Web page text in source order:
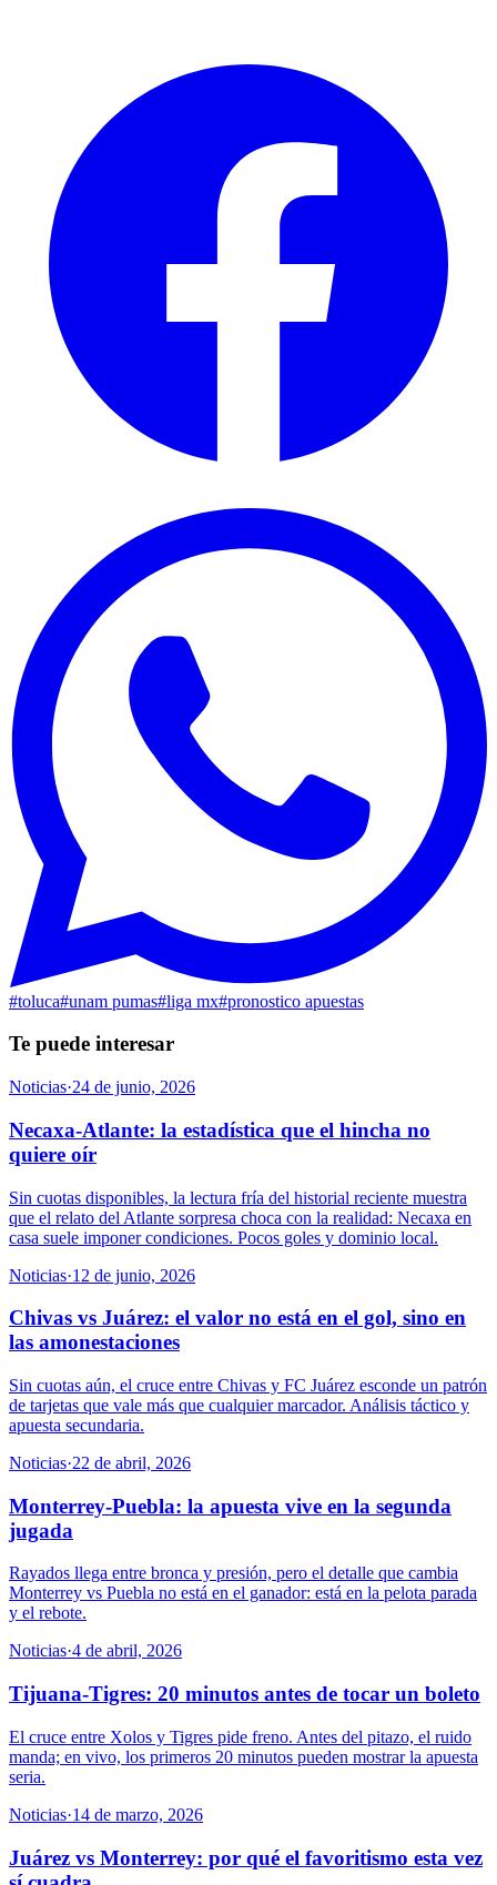
#toluca#unam pumas#liga mx#pronostico apuestas
Te puede interesar
Noticias·24 de junio, 2026
Necaxa-Atlante: la estadística que el hincha no
quiere oír
Sin cuotas disponibles, la lectura fría del historial reciente muestra
que el relato del Atlante sorpresa choca con la realidad: Necaxa en
casa suele imponer condiciones. Pocos goles y dominio local.
Noticias·12 de junio, 2026
Chivas vs Juárez: el valor no está en el gol, sino en
las amonestaciones
Sin cuotas aún, el cruce entre Chivas y FC Juárez esconde un patrón
de tarjetas que vale más que cualquier marcador. Análisis táctico y
apuesta secundaria.
Noticias·22 de abril, 2026
Monterrey-Puebla: la apuesta vive en la segunda
jugada
Rayados llega entre bronca y presión, pero el detalle que cambia
Monterrey vs Puebla no está en el ganador: está en la pelota parada
y el rebote.
Noticias·4 de abril, 2026
Tijuana-Tigres: 20 minutos antes de tocar un boleto
El cruce entre Xolos y Tigres pide freno. Antes del pitazo, el ruido
manda; en vivo, los primeros 20 minutos pueden mostrar la apuesta
seria.
Noticias·14 de marzo, 2026
Juárez vs Monterrey: por qué el favoritismo esta vez